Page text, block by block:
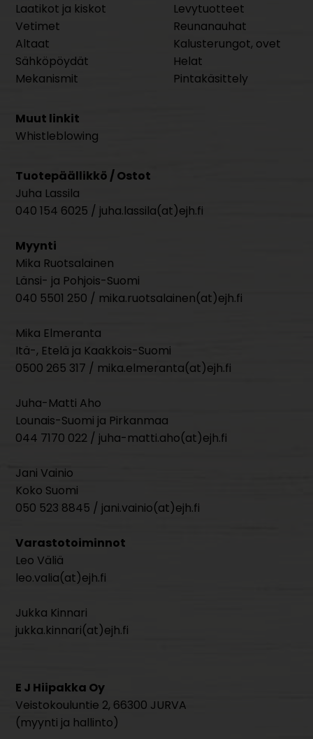
Laatikot ja kiskot
Vetimet
Altaat
Sähköpöydät
Mekanismit
Levytuotteet
Reunanauhat
Kalusterungot, ovet
Helat
Pintakäsittely
Muut linkit
Whistleblowing
Tuotepäällikkö / Ostot
Juha Lassila
040 154 6025 / juha.lassila(at)ejh.fi
Myynti
Mika Ruotsalainen
Länsi- ja Pohjois-Suomi
040 5501 250 / mika.ruotsalainen(at)ejh.fi
Mika Elmeranta
Itä-, Etelä ja Kaakkois-Suomi
0500 265 317 / mika.elmeranta(at)ejh.fi
Juha-Matti Aho
Lounais-Suomi ja Pirkanmaa
044 7170 022 / juha-matti.aho(at)ejh.fi
Jani Vainio
Koko Suomi
050 523 8845 / jani.vainio(at)ejh.fi
Varastotoiminnot
Leo Väliä
leo.valia(at)ejh.fi
Jukka Kinnari
jukka.kinnari(at)ejh.fi
E J Hiipakka Oy
Veistokouluntie 2, 66300 JURVA
(myynti ja hallinto)